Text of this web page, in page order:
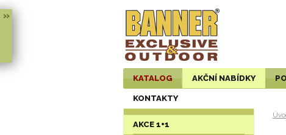
»
KATALOG AKČNÍ NABÍDKY
KONTAKTY
AKCE 1+1